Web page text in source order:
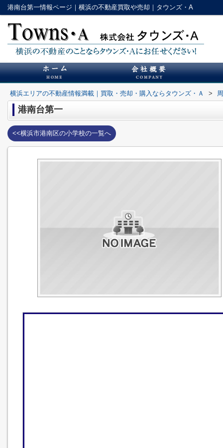
港南台第一情報ページ｜横浜の不動産買取や売却｜タウンズ・A
横浜エリアの不動産情報満載｜買取・売却・購入ならタウンズ・Ａ >
港南台第一
<<横浜市港南区の小学校の一覧へ